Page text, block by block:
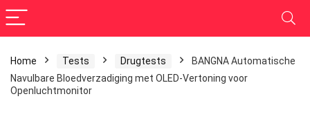
Home Tests Drugtests
BANGNA Automatische
Navulbare Bloedverzadiging met OLED-Vertoning voor
Openluchtmonitor